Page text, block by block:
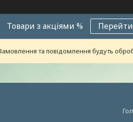
Товари з акціями %
та повідомлення будуть